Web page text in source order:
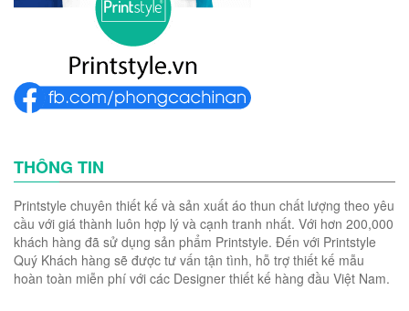
THÔNG TIN
Printstyle chuyên thiết kế và sản xuất áo thun chất lượng theo yêu
cầu với giá thành luôn hợp lý và cạnh tranh nhất. Với hơn 200,000
khách hàng đã sử dụng sản phẩm Printstyle. Đến với Printstyle
Quý Khách hàng sẽ được tư vấn tận tình, hỗ trợ thiết kế mẫu
hoàn toàn miễn phí với các Designer thiết kế hàng đầu Việt Nam.